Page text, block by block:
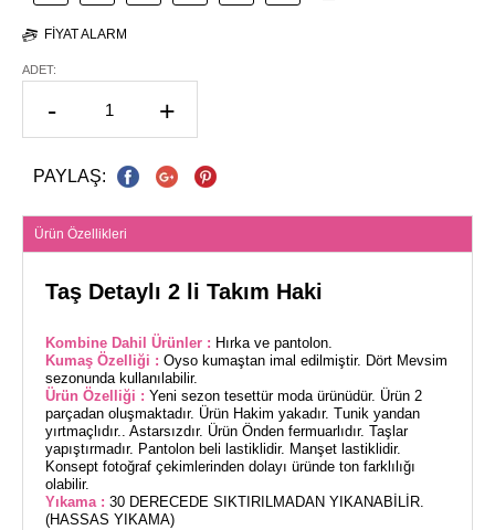
FIYAT ALARM
ADET:
- +
PAYLAŞ:
Ürün Özellikleri
Taş Detaylı 2 li Takım Haki
Kombine Dahil Ürünler : Hırka ve pantolon.
Kumaş Özelliği : Oyso kumaştan imal edilmiştir. Dört Mevsim
sezonunda kullanılabilir.
Ürün Özelliği : Yeni sezon tesettür moda ürünüdür. Ürün 2
parçadan oluşmaktadır. Ürün Hakim yakadır. Tunik yandan
yırtmaçlıdır.. Astarsızdır. Ürün Önden fermuarlıdır. Taşlar
yapıştırmadır. Pantolon beli lastiklidir. Manşet lastiklidir.
Konsept fotoğraf çekimlerinden dolayı üründe ton farklılığı
olabilir.
Yıkama : 30 DERECEDE SIKTIRILMADAN YIKANABİLİR.
(HASSAS YIKAMA)